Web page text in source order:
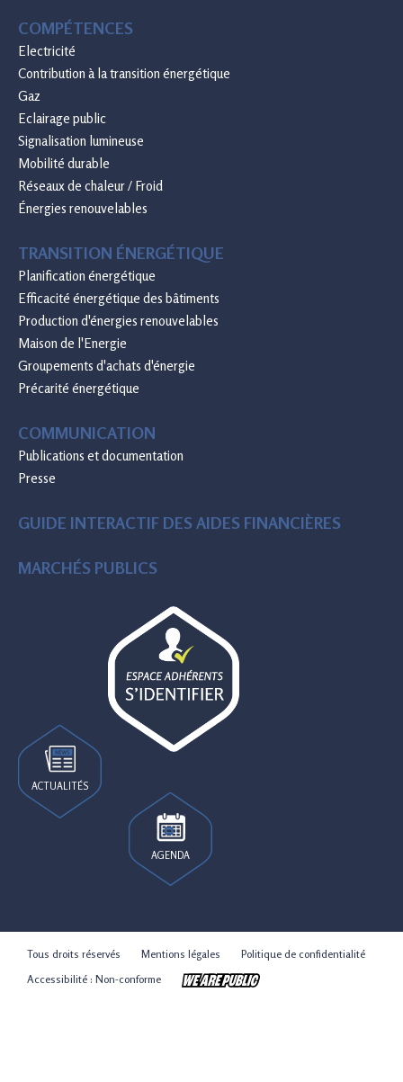
COMPÉTENCES
Electricité
Contribution à la transition énergétique
Gaz
Eclairage public
Signalisation lumineuse
Mobilité durable
Réseaux de chaleur / Froid
Énergies renouvelables
TRANSITION ÉNERGÉTIQUE
Planification énergétique
Efficacité énergétique des bâtiments
Production d'énergies renouvelables
Maison de l'Energie
Groupements d'achats d'énergie
Précarité énergétique
COMMUNICATION
Publications et documentation
Presse
GUIDE INTERACTIF DES AIDES FINANCIÈRES
MARCHÉS PUBLICS
ACTUALITÉS
AGENDA
Tous droits réservés Mentions légales
Politique de confidentialité
Accessibilité : Non-conforme